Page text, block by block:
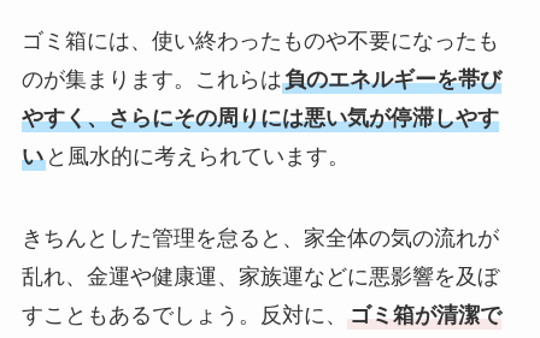
ゴミ箱には、使い終わったものや不要になったも
のが集まります。これらは負のエネルギーを帯び
やすく、さらにその周りには悪い気が停滞しやす
いと風水的に考えられています。
きちんとした管理を怠ると、家全体の気の流れが
乱れ、金運や健康運、家族運などに悪影響を及ぼ
すこともあるでしょう。反対に、
ゴミ箱が清潔で